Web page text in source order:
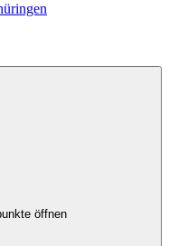
öffnen